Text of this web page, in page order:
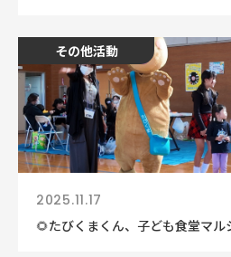
その他活動
2025.11.17
🌻たびくまくん、子ども食堂マル